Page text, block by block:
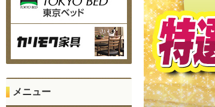
メニュー